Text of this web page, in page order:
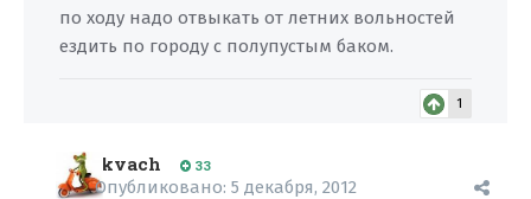
по ходу надо отвыкать от летних вольностей
ездить по городу с полупустым баком.
1
kvach 33
Опубликовано: 5 декабря, 2012